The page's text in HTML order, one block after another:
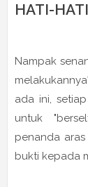
HATI-
Nampak
ada ini,
untuk
penanda
bukti kepada